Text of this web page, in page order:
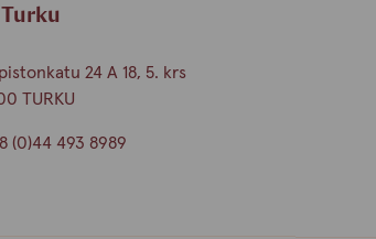
Turku
24 A 18, 5. krs
TURKU
(0)44 493 8989